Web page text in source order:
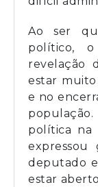
Ao ser
político, o
revelação
estar
e no
política na
expressou
deputado
estar